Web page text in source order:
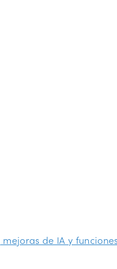
de IA y